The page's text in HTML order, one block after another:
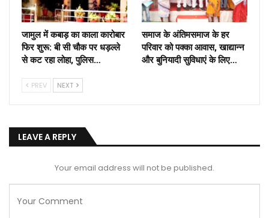
जामुल में कबाड़ का काला कारोबार
फिर शुरू: बी सी चौक पर धड़ल्ले
से कट रहा लोहा, पुलिस…
समाज के अंतिमसमाज के हर
परिवार को पक्का आवास, खाद्यान्न
और बुनियादी सुविधाएं के लिए…
PREV NEXT
LEAVE A REPLY
Your email address will not be published.